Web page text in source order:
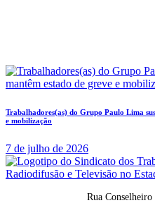
Trabalhadores(as) do Grupo Paulo Lima
e mobilização
7 de julho de 2026
Rua